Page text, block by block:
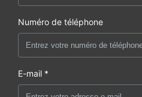
Numéro de téléphone
E-mail *